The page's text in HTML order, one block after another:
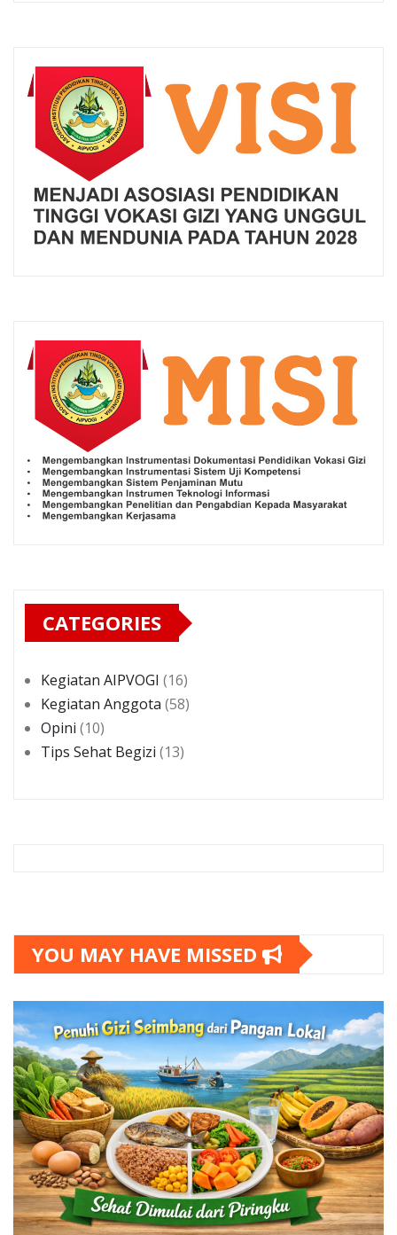
CATEGORIES
Kegiatan AIPVOGI (16)
Kegiatan Anggota (58)
Opini (10)
Tips Sehat Begizi (13)
YOU MAY HAVE MISSED